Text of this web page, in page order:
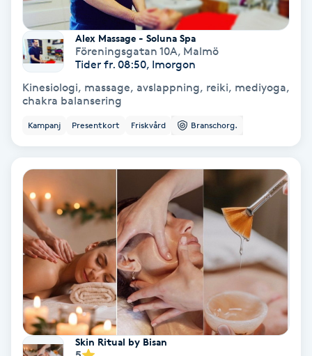
Extensions
Extensions borttagning
Eyeliner-tatuering
Faceliftmassage
Fet hårbotten
Fettreducering
Fibromassage
Fillers
Alex Massage - Soluna Spa
Föreningsgatan 10A, Malmö
Tider fr. 08:50, Imorgon
Kinesiologi, massage, avslappning, reiki, mediyoga,
chakra balansering
Kampanj Presentkort Friskvård Branschorg.
Skin Ritual by Bisan